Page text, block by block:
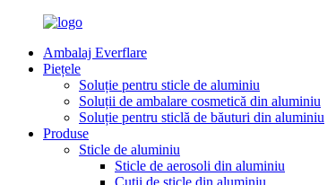
Ambalaj Everflare
Piețele
Soluție pentru sticle de aluminiu
Soluții de ambalare cosmetică din aluminiu
Soluție pentru sticlă de băuturi din aluminiu
Produse
Sticle de aluminiu
Sticle de aerosoli din aluminiu
Cutii de sticle din aluminiu